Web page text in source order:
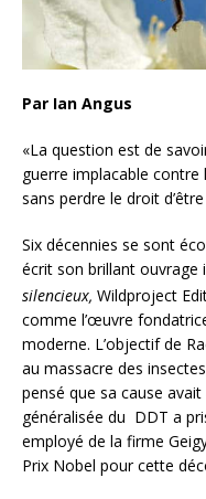
Par Ian Angus
«La question est de
guerre implacable
sans perdre le droit
Six décennies se sont
écrit son brillant ouvrage
silencieux, Wildproject
comme l’œuvre
moderne. L’objectif de
au massacre des
pensé que sa cause
généralisée du DDT a
employé de la firme
Prix Nobel pour cette